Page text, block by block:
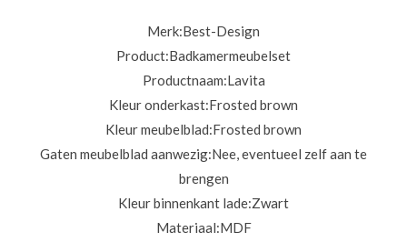
Merk:Best-Design
Product:Badkamermeubelset
Productnaam:Lavita
Kleur onderkast:Frosted brown
Kleur meubelblad:Frosted brown
Gaten meubelblad aanwezig:Nee, eventueel zelf aan te
brengen
Kleur binnenkant lade:Zwart
Materiaal:MDF